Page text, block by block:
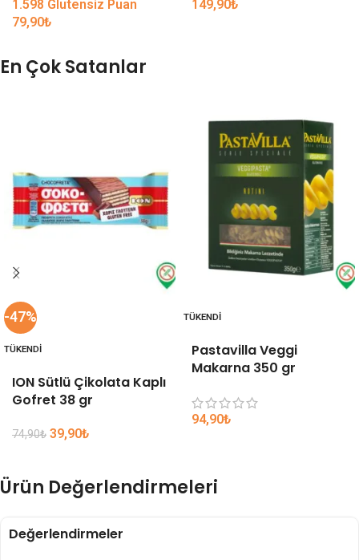
1.598 Glutensiz Puan
79,90₺
149,90₺
En Çok Satanlar
-47%
TÜKENDI
ION Sütlü Çikolata Kaplı
Gofret 38 gr
74,90₺ 39,90₺
TÜKENDI
Pastavilla Veggi
Makarna 350 gr
94,90₺
Ürün Değerlendirmeleri
Değerlendirmeler